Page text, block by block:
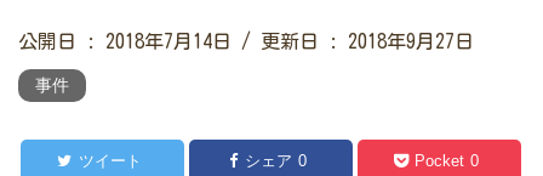
公開日 : 2018年7月14日 / 更新日 : 2018年9月27日
事件
ツイート シェア 0 Pocket 0